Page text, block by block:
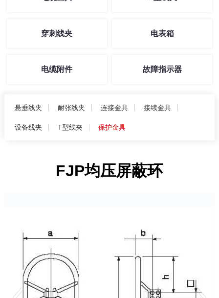
穿刺线夹 电表箱
电缆附件 故障指示器
悬垂线夹 耐张线夹 连接金具 接续金具
设备线夹 T型线夹 保护金具
FJP均压屏蔽环